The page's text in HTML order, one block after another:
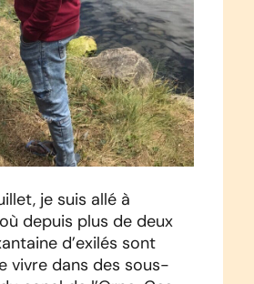
je suis allé à
depuis plus de deux
d’exilés sont
vivre dans des sous-